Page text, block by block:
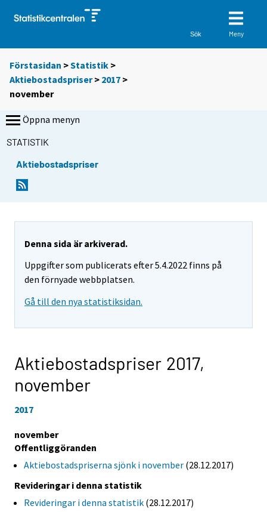
Sök Meny
Förstasidan >Statistik >
Aktiebostadspriser> 2017 >
november
Öppna menyn
STATISTIK
Aktiebostadspriser
Denna sida är arkiverad.
Uppgifter som publicerats efter 5.4.2022 finns på
den förnyade webbplatsen.
Gå till den nya statistiksidan.
Aktiebostadspriser 2017,
november
2017
november
Offentliggöranden
Aktiebostadspriserna sjönk i november (28.12.2017)
Revideringar i denna statistik
Revideringar i denna statistik (28.12.2017)